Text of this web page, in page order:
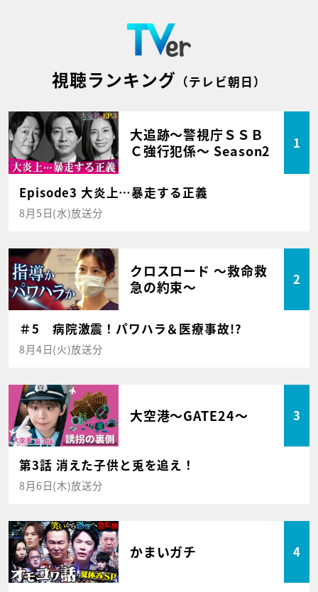
視聴ランキング （テレビ朝日）
大追跡～警視庁ＳＳＢ
Ｃ強行犯係～ Season2
1
Episode3 大炎上…暴走する正義
8月5日(水)放送分
クロスロード ～救命救
急の約束～
2
＃5 病院激震！パワハラ＆医療事故!?
8月4日(火)放送分
大空港～GATE24～ 3
第3話 消えた子供と兎を追え！
8月6日(木)放送分
かまいガチ 4